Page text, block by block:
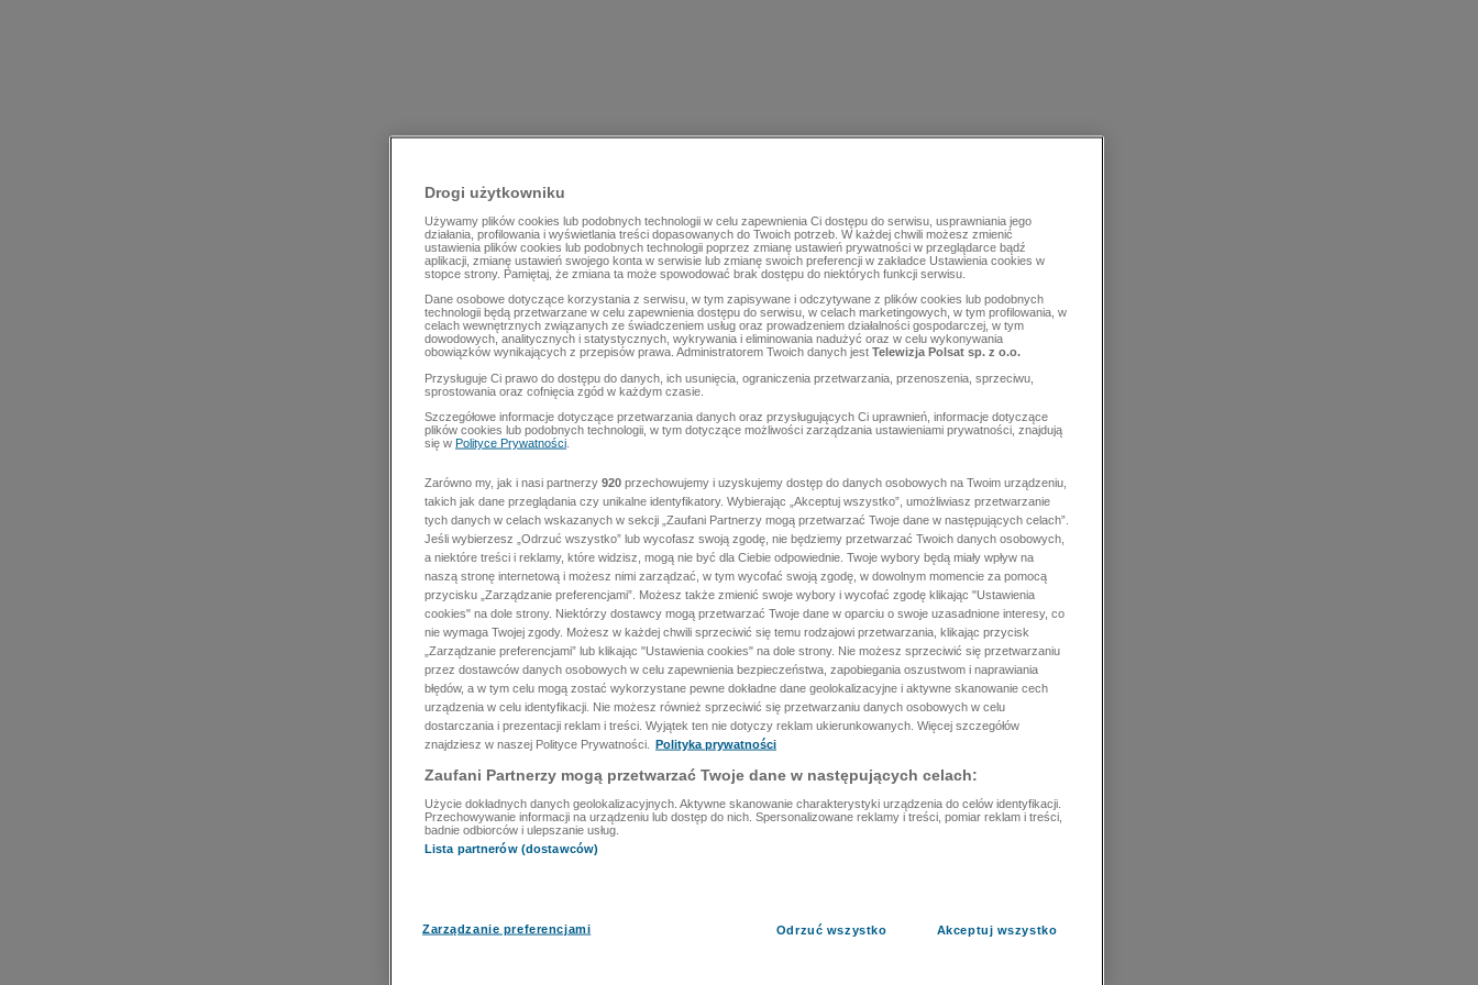
Drogi użytkowniku
Używamy plików cookies lub podobnych technologii w celu zapewnienia Ci dostępu do serwisu, usprawniania jego
działania, profilowania i wyświetlania treści dopasowanych do Twoich potrzeb. W każdej chwili możesz zmienić
ustawienia plików cookies lub podobnych technologii poprzez zmianę ustawień prywatności w przeglądarce bądź
aplikacji, zmianę ustawień swojego konta w serwisie lub zmianę swoich preferencji w zakładce Ustawienia cookies w
stopce strony. Pamiętaj, że zmiana ta może spowodować brak dostępu do niektórych funkcji serwisu.
Dane osobowe dotyczące korzystania z serwisu, w tym zapisywane i odczytywane z plików cookies lub podobnych
technologii będą przetwarzane w celu zapewnienia dostępu do serwisu, w celach marketingowych, w tym profilowania, w
celach wewnętrznych związanych ze świadczeniem usług oraz prowadzeniem działalności gospodarczej, w tym
dowodowych, analitycznych i statystycznych, wykrywania i eliminowania nadużyć oraz w celu wykonywania
obowiązków wynikających z przepisów prawa. Administratorem Twoich danych jest Telewizja Polsat sp. z o.o.
Przysługuje Ci prawo do dostępu do danych, ich usunięcia, ograniczenia przetwarzania, przenoszenia, sprzeciwu,
sprostowania oraz cofnięcia zgód w każdym czasie.
Szczegółowe informacje dotyczące przetwarzania danych oraz przysługujących Ci uprawnień, informacje dotyczące
plików cookies lub podobnych technologii, w tym dotyczące możliwości zarządzania ustawieniami prywatności, znajdują
się w Polityce Prywatności
Zarówno my, jak i nasi partnerzy 920 przechowujemy i uzyskujemy dostęp do danych osobowych na Twoim urządzeniu,
takich jak dane przeglądania czy unikalne identyfikatory. Wybierając „Akceptuj wszystko”, umożliwiasz przetwarzanie
tych danych w celach wskazanych w sekcji „Zaufani Partnerzy mogą przetwarzać Twoje dane w następujących celach”.
Jeśli wybierzesz „Odrzuć wszystko” lub wycofasz swoją zgodę, nie będziemy przetwarzać Twoich danych osobowych,
a niektóre treści i reklamy, które widzisz, mogą nie być dla Ciebie odpowiednie. Twoje wybory będą miały wpływ na
naszą stronę internetową i możesz nimi zarządzać, w tym wycofać swoją zgodę, w dowolnym momencie za pomocą
przycisku „Zarządzanie preferencjami”. Możesz także zmienić swoje wybory i wycofać zgodę klikając "Ustawienia
cookies" na dole strony. Niektórzy dostawcy mogą przetwarzać Twoje dane w oparciu o swoje uzasadnione interesy, co
nie wymaga Twojej zgody. Możesz w każdej chwili sprzeciwić się temu rodzajowi przetwarzania, klikając przycisk
„Zarządzanie preferencjami” lub klikając "Ustawienia cookies" na dole strony. Nie możesz sprzeciwić się przetwarzaniu
przez dostawców danych osobowych w celu zapewnienia bezpieczeństwa, zapobiegania oszustwom i naprawiania
błędów, a w tym celu mogą zostać wykorzystane pewne dokładne dane geolokalizacyjne i aktywne skanowanie cech
urządzenia w celu identyfikacji. Nie możesz również sprzeciwić się przetwarzaniu danych osobowych w celu
dostarczania i prezentacji reklam i treści. Wyjątek ten nie dotyczy reklam ukierunkowanych. Więcej szczegółów
znajdziesz w naszej Polityce Prywatności.
Polityka prywatności
Zaufani Partnerzy mogą przetwarzać Twoje dane w następujących celach:
Użycie dokładnych danych geolokalizacyjnych. Aktywne skanowanie charakterystyki urządzenia do celów identyfikacji.
Przechowywanie informacji na urządzeniu lub dostęp do nich. Spersonalizowane reklamy i treści, pomiar reklam i treści,
badnie odbiorców i ulepszanie usług.
Lista partnerów (dostawców)
Zarządzanie preferencjami Odrzuć wszystko Akceptuj wszystko